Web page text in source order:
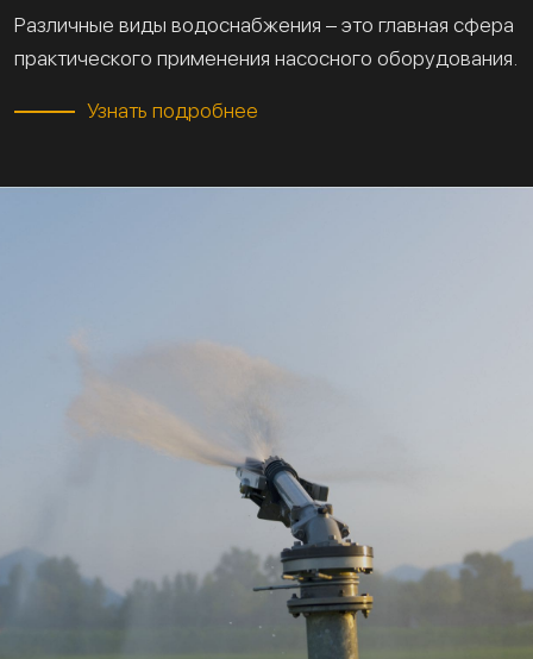
Различные виды водоснабжения – это главная сфера
практического применения насосного оборудования.
Узнать подробнее